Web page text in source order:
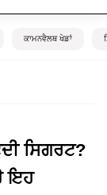
ਕਾਮਨਵੈਲਥ ਖੇਡਾਂ
ਸਿਗਰਟ?
ਇਹ